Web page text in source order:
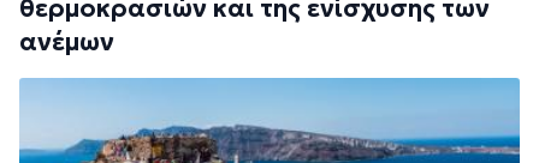
θερμοκρασιών και της ενίσχυσης των
ανέμων